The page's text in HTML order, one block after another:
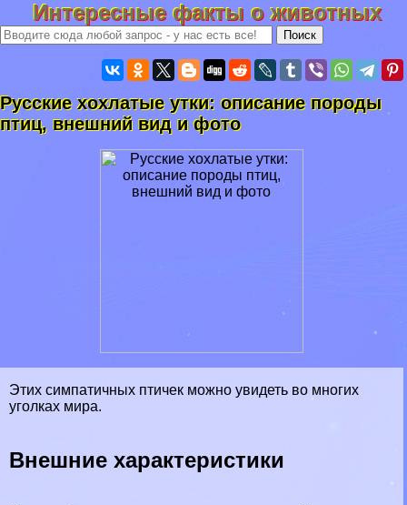
Интересные факты о животных
Русские хохлатые утки: описание породы
птиц, внешний вид и фото
Этих симпатичных птичек можно увидеть во многих
уголках мира.
Внешние хаpaктеристики